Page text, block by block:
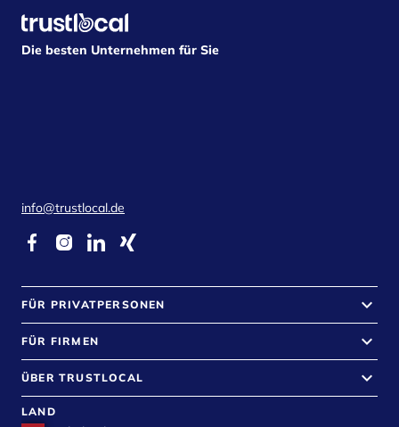
Die besten Unternehmen für Sie
info@trustlocal.de
FÜR PRIVATPERSONEN keyboard_arrow_down
FÜR FIRMEN keyboard_arrow_down
ÜBER TRUSTLOCAL keyboard_arrow_down
LAND